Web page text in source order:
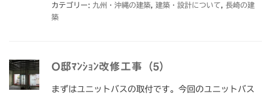
カテゴリー: 九州・沖縄の建築 建築・設計について
長崎の建
築
O邸ﾏﾝｼｮﾝ改修工事（5）
まずはユニットバスの取付です。今回のユニットバス